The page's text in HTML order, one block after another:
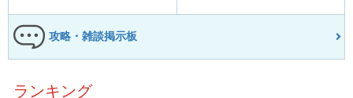
攻略・雑談掲示板
ランキング